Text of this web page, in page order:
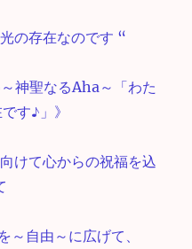
の存在なのです “
神聖なるAha～「わた
す♪」》
けて心からの祝福を込
自由～に広げて、